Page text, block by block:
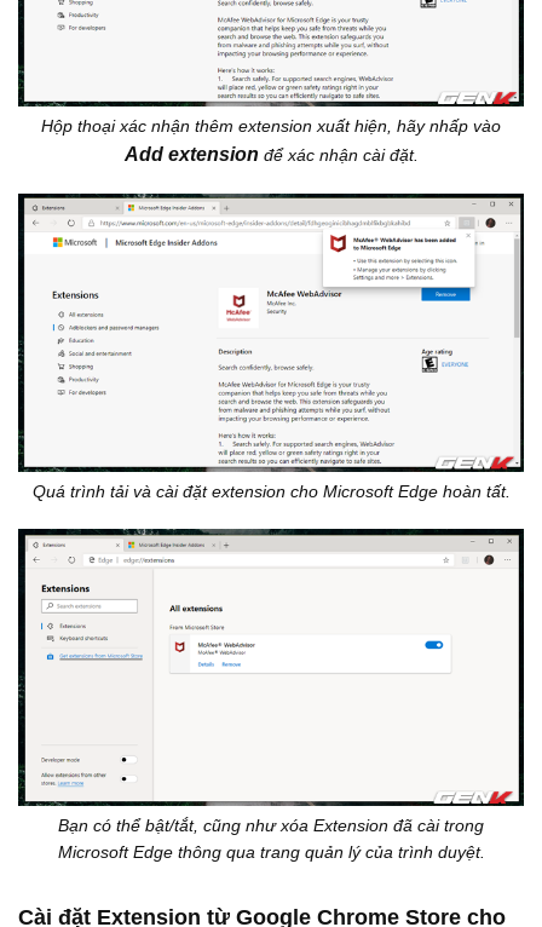
Hộp thoại xác nhận thêm extension xuất hiện, hãy nhấp vào
Add extension để xác nhận cài đặt.
Quá trình tải và cài đặt extension cho Microsoft Edge hoàn tất.
Bạn có thể bật/tắt, cũng như xóa Extension đã cài trong
Microsoft Edge thông qua trang quản lý của trình duyệt.
Cài đặt Extension từ Google Chrome Store cho